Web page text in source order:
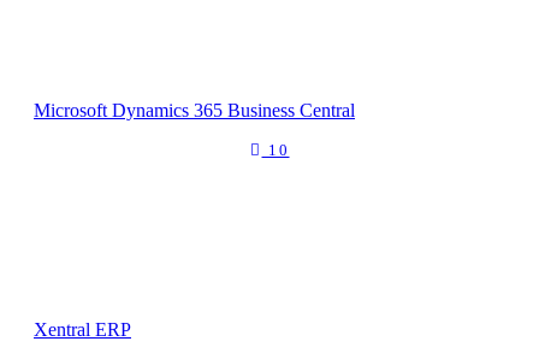
Microsoft Dynamics 365 Business Central
10
Xentral ERP